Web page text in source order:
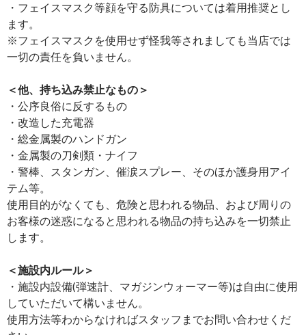
・フェイスマスク等顔を守る防具については着用推奨とし
ます。
※フェイスマスクを使用せず怪我等されましても当店では
一切の責任を負いません。
＜他、持ち込み禁止なもの＞
・公序良俗に反するもの
・改造した充電器
・総金属製のハンドガン
・金属製の刀剣類・ナイフ
・警棒、スタンガン、催涙スプレー、そのほか護身用アイ
テム等。
使用目的がなくても、危険と思われる物品、および周りの
お客様の迷惑になると思われる物品の持ち込みを一切禁止
します。
＜施設内ルール＞
・施設内設備(弾速計、マガジンウォーマー等)は自由に使用
していただいて構いません。
使用方法等わからなければスタッフまでお問い合わせくだ